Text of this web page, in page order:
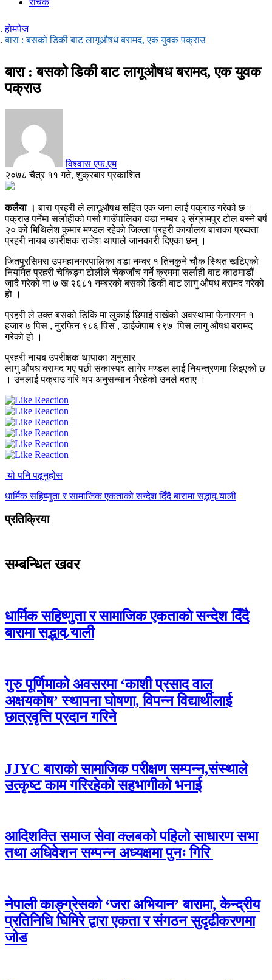
रोचक
होमपेज
बारा : बसको डिकी बाट लागूऔषध बरामद, एक युवक पक्राउ
बारा : बसको डिकी बाट लागूऔषध बरामद, एक युवक
पक्राउ
विश्वास एफ.एम
२०७८ चैत्र ११ गते, शुक्रबार प्रकाशित
कलैया ।बारा प्रहरी ले लागूऔषध सहित एक जना लाई पक्राउ गरेको छ ।
पक्राउ पर्नेमा सर्लाहीको पर्सा गाउँपालिका वडा नम्बर २ संग्रामपुर टोल बस्ने बर्ष
२० को मिथिलेश कुमार मण्डल रहेको जिल्ला प्रहरी कार्यालय बाराका प्रब्क्ता
प्रहरी नायब उपरीक्षक राजेश थापाले जानकारी दिएका छन् ।
जितपुरसिमरा उपमहानगरपालिका वडा नम्बर १ तिनकुने चौक स्थित खटिएको
नियमित प्रहरी चेकिङ्ग टोलीले चेकजाँच गर्ने क्रममा सर्लाही बाट काठमाडौं
जादै गरेको ना ७ ख २६८१ नम्बरको बसको डिकी बाट लागु औषध बरामद गरेको
हो ।
प्रहरी ले उक्त बसको डिकि मा लुकाई छिपाई राखेको अवस्थामा फेनारगन १
हजार ७ पिस , नुरफिन ९८६ पिस , डाईजेपाम ९९७ पिस लागु औषध बरामद
गरेको हो ।
प्रहरी नायब उपरीक्षक थापाका अनुसार
लागु औषध बरामद भए पछी संकास्पद लागेर मण्डल लाई नियन्त्रणमा लिइएको छ
। उनलाई पक्राउ गरि थप अनुसन्धान भैरहेको उनले बताए ।
यो पनि पढ्नुहोस
धार्मिक सहिष्णुता र सामाजिक एकताको सन्देश दिँदै बारामा सद्भाव र्‍याली
प्रतिक्रिया
सम्बन्धित खवर
धार्मिक सहिष्णुता र सामाजिक एकताको सन्देश दिँदै
बारामा सद्भाव र्‍याली
गुरु पूर्णिमाको अवसरमा ‘काशी प्रसाद वाल
अक्षयकोष’ स्थापना घोषणा, विपन्न विद्यार्थीलाई
छात्रवृत्ति प्रदान गरिने
JJYC बाराको सामाजिक परीक्षण सम्पन्न,संस्थाले
उत्कृष्ट काम गरिरहेको सहभागीको भनाई
आदिशक्ति समाज सेवा क्लबको पहिलो साधारण सभा
तथा अधिवेशन सम्पन्न अध्यक्षमा पुनः गिरि
नेपाली काङ्ग्रेसको ‘जरा अभियान’ बारामा, केन्द्रीय
प्रतिनिधि घिमिरे द्वारा एकता र संगठन सुदृढीकरणमा
जोड